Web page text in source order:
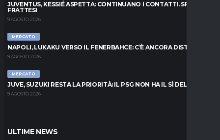
JUVENTUS, KESSIÉ ASPETTA: CONTINUANO I CONTATTI. SPUNTA
FRATTESI
9 AGOSTO 2026
MERCATO
NAPOLI, LUKAKU VERSO IL FENERBAHCE: C’È ANCORA DISTANZA
9 AGOSTO 2026
MERCATO
JUVE, SUZUKI RESTA LA PRIORITÀ: IL PSG NON HA IL SÌ DEL PARMA
9 AGOSTO 2026
ULTIME NEWS